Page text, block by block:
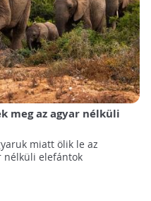
meg az agyar nélküli
miatt ölik le az
nélküli elefántok